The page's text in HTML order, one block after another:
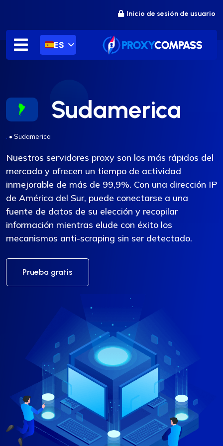
contenido
Inicio de sesión de usuario
ES
Sudamerica
• Sudamerica
Nuestros servidores proxy son los más rápidos del
mercado y ofrecen un tiempo de actividad
inmejorable de más de 99,9%. Con una dirección IP
de América del Sur, puede conectarse a una
fuente de datos de su elección y recopilar
información mientras elude con éxito los
mecanismos anti-scraping sin ser detectado.
Prueba gratis